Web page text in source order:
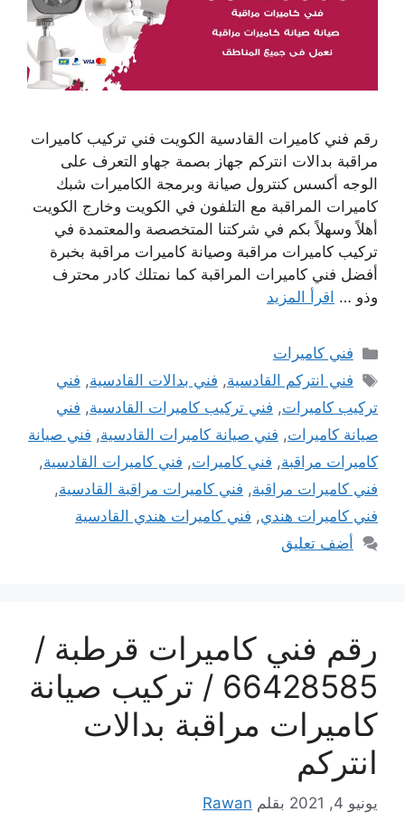
رقم فني كاميرات القادسية الكويت فني تركيب كاميرات
مراقبة بدالات انتركم جهاز بصمة جهاو التعرف على
الوجه أكسس كنترول صيانة وبرمجة الكاميرات شبك
كاميرات المراقبة مع التلفون في الكويت وخارج الكويت
أهلاً وسهلاً بكم في شركتنا المتخصصة والمعتمدة في
تركيب كاميرات مراقبة وصيانة كاميرات مراقبة بخبرة
أفضل فني كاميرات المراقبة كما نمتلك كادر محترف
وذو … اقرأ المزيد
التصنيفات
فني كاميرات
الوسوم
فني انتركم القادسية, فني بدالات القادسية, فني
تركيب كاميرات, فني تركيب كاميرات القادسية, فني
صيانة كاميرات, فني صيانة كاميرات القادسية, فني صيانة
كاميرات مراقبة, فني كاميرات, فني كاميرات القادسية,
فني كاميرات مراقبة, فني كاميرات مراقبة القادسية,
فني كاميرات هندي, فني كاميرات هندي القادسية
أضف تعليق
رقم فني كاميرات قرطبة /
66428585 / تركيب صيانة
كاميرات مراقبة بدالات
انتركم
يونيو 4, 2021 بقلم Rawan